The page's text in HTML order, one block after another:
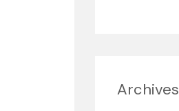
Archives